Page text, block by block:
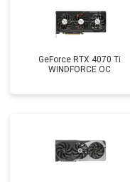
GeForce RTX 4070 Ti
WINDFORCE OC